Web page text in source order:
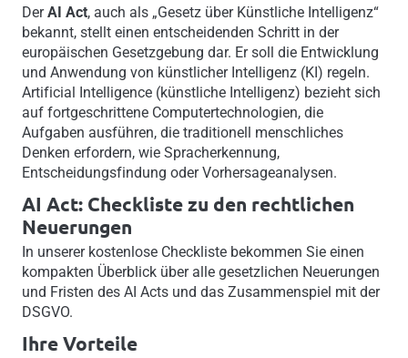
DerAI Act, auch als „Gesetz über Künstliche Intelligenz“
bekannt, stellt einen entscheidenden Schritt in der
europäischen Gesetzgebung dar. Er soll die Entwicklung
und Anwendung von künstlicher Intelligenz (KI) regeln.
Artificial Intelligence (künstliche Intelligenz) bezieht sich
auf fortgeschrittene Computertechnologien, die
Aufgaben ausführen, die traditionell menschliches
Denken erfordern, wie Spracherkennung,
Entscheidungsfindung oder Vorhersageanalysen.
AI Act: Checkliste zu den rechtlichen
Neuerungen
In unserer kostenlose Checkliste bekommen Sie einen
kompakten Überblick über alle gesetzlichen Neuerungen
und Fristen des AI Acts und das Zusammenspiel mit der
DSGVO.
Ihre Vorteile